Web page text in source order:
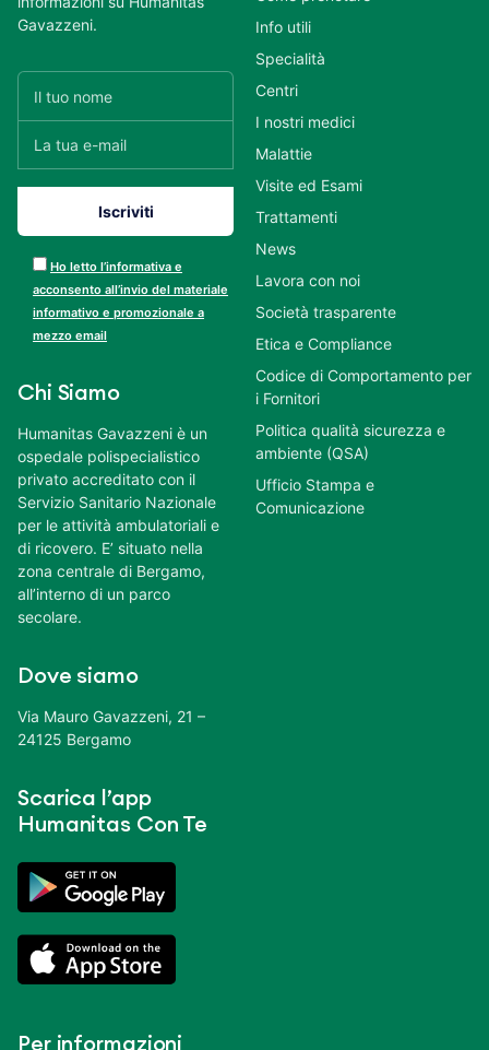
Gavazzeni.
Ho letto l’informativa e
acconsento all’invio del materiale
informativo e promozionale a
mezzo email
Chi Siamo
Humanitas Gavazzeni è un
ospedale polispecialistico
privato accreditato con il
Servizio Sanitario Nazionale
per le attività ambulatoriali e
di ricovero. E’ situato nella
zona centrale di Bergamo,
all’interno di un parco
secolare.
Dove siamo
Via Mauro Gavazzeni, 21 –
24125 Bergamo
Scarica l’app
Humanitas Con Te
Per informazioni
Info utili
Specialità
Centri
I nostri medici
Malattie
Visite ed Esami
Trattamenti
News
Lavora con noi
Società trasparente
Etica e Compliance
Codice di Comportamento per
i Fornitori
Politica qualità sicurezza e
ambiente (QSA)
Ufficio Stampa e
Comunicazione